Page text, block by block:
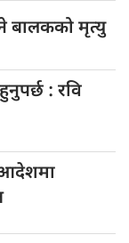
बालकको मृत्यु
: रवि